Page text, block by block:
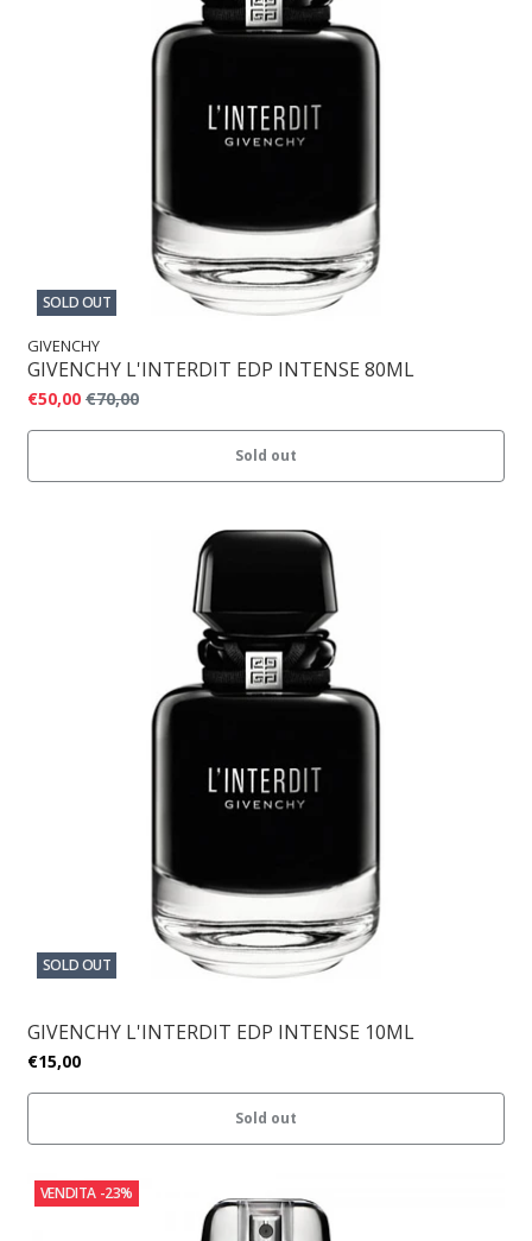
SOLD OUT
GIVENCHY
GIVENCHY L'INTERDIT EDP INTENSE 80ML
€50,00 €70,00
Sold out
SOLD OUT
GIVENCHY L'INTERDIT EDP INTENSE 10ML
€15,00
Sold out
VENDITA -23%